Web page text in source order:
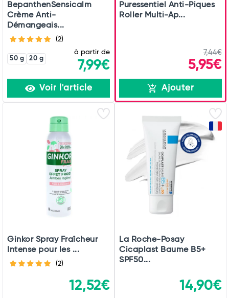
BepanthenSensicalm
Crème Anti-
Démangeais...
(2)
50 g 20 g
à partir de
7,99€
Voir l'article
Puressentiel Anti-Piques
Roller Multi-Ap...
7,44€
5,95€
Ajouter
Ginkor Spray Fraîcheur
Intense pour les ...
(2)
12,52€
La Roche-Posay
Cicaplast Baume B5+
SPF50...
14,90€